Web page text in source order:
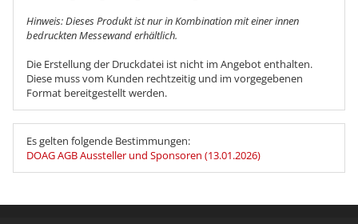
Hinweis: Dieses Produkt ist nur in Kombination mit einer innen
bedruckten Messewand erhältlich.
Die Erstellung der Druckdatei ist nicht im Angebot enthalten.
Diese muss vom Kunden rechtzeitig und im vorgegebenen
Format bereitgestellt werden.
Es gelten folgende Bestimmungen:
DOAG AGB Aussteller und Sponsoren (13.01.2026)